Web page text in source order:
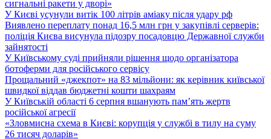
сигнальні ракети у дворі»
У Києві усунули витік 100 літрів аміаку після удару рф
Виявлено переплату понад 16,5 млн грн у закупівлі серверів:
поліція Києва висунула підозру посадовцю Державної служби
зайнятості
У Київському суді прийняли рішення щодо організатора
ботоферми для російського сервісу
Прощальний «джекпот» на 83 мільйони: як керівник київської
швидкої віддав бюджетні кошти шахраям
У Київській області 6 серпня вшанують пам’ять жертв
російської агресії
«Зловмисна схема в Києві: корупція у службі в тилу на суму
26 тисяч доларів»